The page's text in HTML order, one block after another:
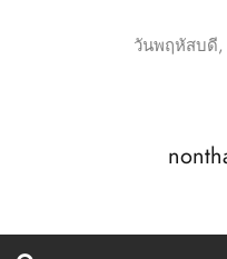
วันพฤหัสบดี